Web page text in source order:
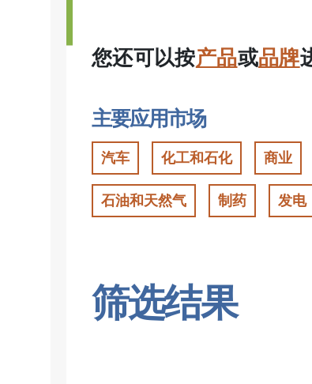
您还可以按产品或品牌
主要应用市场
汽车 化工和石化 商业
石油和天然气 制药 发电
筛选结果